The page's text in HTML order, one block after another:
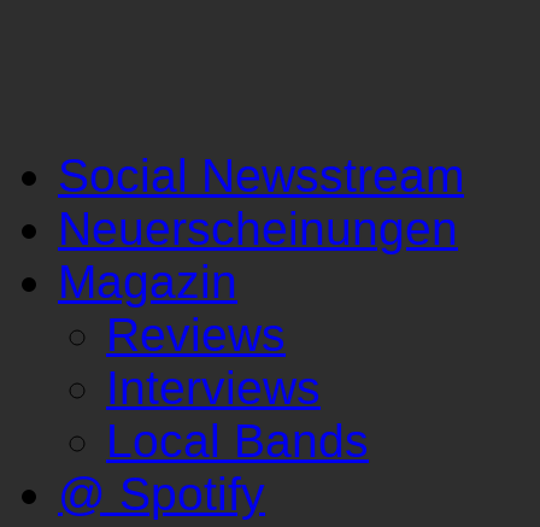
Social Newsstream
Neuerscheinungen
Magazin
Reviews
Interviews
Local Bands
@ Spotify